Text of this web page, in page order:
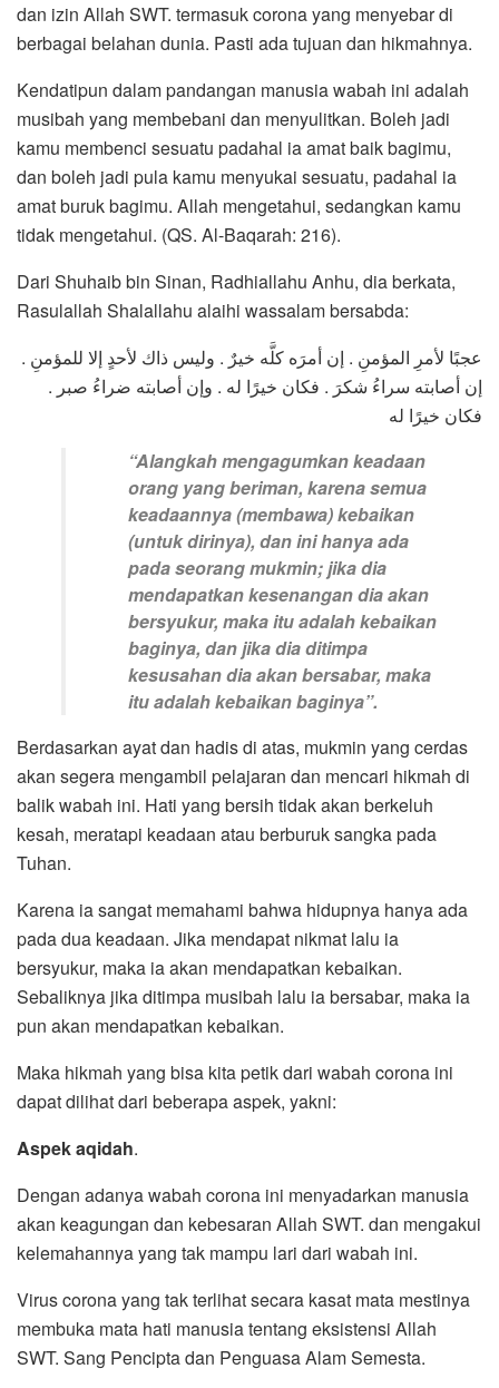
dan izin Allah SWT. termasuk corona yang menyebar di
berbagai belahan dunia. Pasti ada tujuan dan hikmahnya.
Kendatipun dalam pandangan manusia wabah ini adalah
musibah yang membebani dan menyulitkan. Boleh jadi
kamu membenci sesuatu padahal ia amat baik bagimu,
dan boleh jadi pula kamu menyukai sesuatu, padahal ia
amat buruk bagimu. Allah mengetahui, sedangkan kamu
tidak mengetahui. (QS. Al-Baqarah: 216).
Dari Shuhaib bin Sinan, Radhiallahu Anhu, dia berkata,
Rasulallah Shalallahu alaihi wassalam bersabda:
عجبًا لأمرِ المؤمنِ . إن أمرَه كلَّه خيرٌ . وليس ذاك لأحدٍ إلا للمؤمنِ .
إن أصابته سراءُ شكرَ . فكان خيرًا له . وإن أصابته ضراءُ صبر .
فكان خيرًا له
“Alangkah mengagumkan keadaan
orang yang beriman, karena semua
keadaannya (membawa) kebaikan
(untuk dirinya), dan ini hanya ada
pada seorang mukmin; jika dia
mendapatkan kesenangan dia akan
bersyukur, maka itu adalah kebaikan
baginya, dan jika dia ditimpa
kesusahan dia akan bersabar, maka
itu adalah kebaikan baginya”.
Berdasarkan ayat dan hadis di atas, mukmin yang cerdas
akan segera mengambil pelajaran dan mencari hikmah di
balik wabah ini. Hati yang bersih tidak akan berkeluh
kesah, meratapi keadaan atau berburuk sangka pada
Tuhan.
Karena ia sangat memahami bahwa hidupnya hanya ada
pada dua keadaan. Jika mendapat nikmat lalu ia
bersyukur, maka ia akan mendapatkan kebaikan.
Sebaliknya jika ditimpa musibah lalu ia bersabar, maka ia
pun akan mendapatkan kebaikan.
Maka hikmah yang bisa kita petik dari wabah corona ini
dapat dilihat dari beberapa aspek, yakni:
Aspek aqidah.
Dengan adanya wabah corona ini menyadarkan manusia
akan keagungan dan kebesaran Allah SWT. dan mengakui
kelemahannya yang tak mampu lari dari wabah ini.
Virus corona yang tak terlihat secara kasat mata mestinya
membuka mata hati manusia tentang eksistensi Allah
SWT. Sang Pencipta dan Penguasa Alam Semesta.